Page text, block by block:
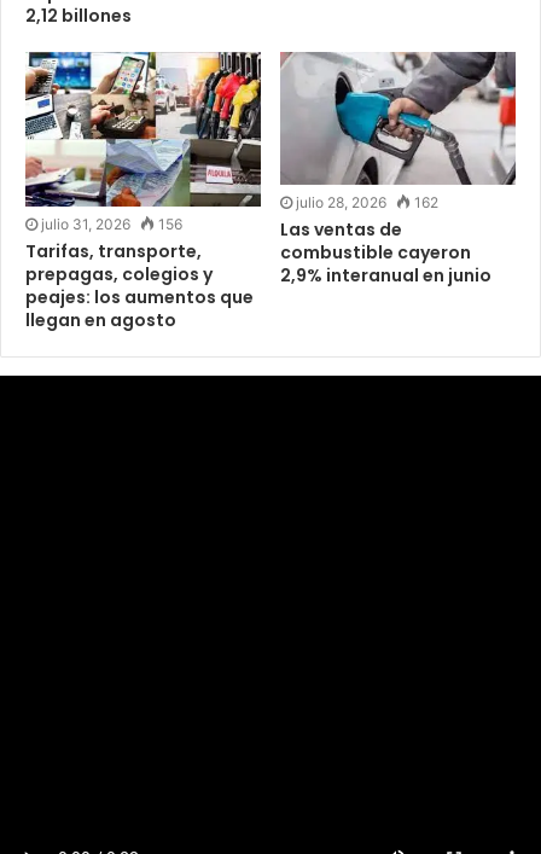
2,12 billones
julio 31, 2026 156
Tarifas, transporte,
prepagas, colegios y
peajes: los aumentos que
llegan en agosto
julio 28, 2026 162
Las ventas de
combustible cayeron
2,9% interanual en junio